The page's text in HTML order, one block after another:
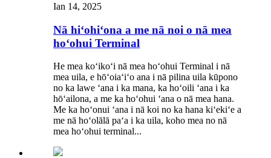
Ian 14, 2025
Nā hiʻohiʻona a me nā noi o nā mea
hoʻohui Terminal
He mea koʻikoʻi nā mea hoʻohui Terminal i nā
mea uila, e hōʻoiaʻiʻo ana i nā pilina uila kūpono
no ka lawe ʻana i ka mana, ka hoʻoili ʻana i ka
hōʻailona, ​​​​a me ka hoʻohui ʻana o nā mea hana.
Me ka hoʻonui ʻana i nā koi no ka hana kiʻekiʻe a
me nā hoʻolālā paʻa i ka uila, koho mea no nā
mea hoʻohui terminal...